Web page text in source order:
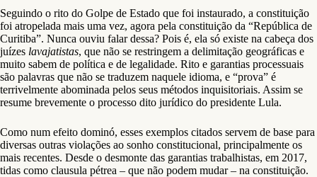
Seguindo o rito do Golpe de Estado que foi instaurado, a constituição
foi atropelada mais uma vez, agora pela constituição da “República de
Curitiba”. Nunca ouviu falar dessa? Pois é, ela só existe na cabeça dos
juízes lavajatistas, que não se restringem a delimitação geográficas e
muito sabem de política e de legalidade. Rito e garantias processuais
são palavras que não se traduzem naquele idioma, e “prova” é
terrivelmente abominada pelos seus métodos inquisitoriais. Assim se
resume brevemente o processo dito jurídico do presidente Lula.
Como num efeito dominó, esses exemplos citados servem de base para
diversas outras violações ao sonho constitucional, principalmente os
mais recentes. Desde o desmonte das garantias trabalhistas, em 2017,
tidas como clausula pétrea – que não podem mudar – na constituição.